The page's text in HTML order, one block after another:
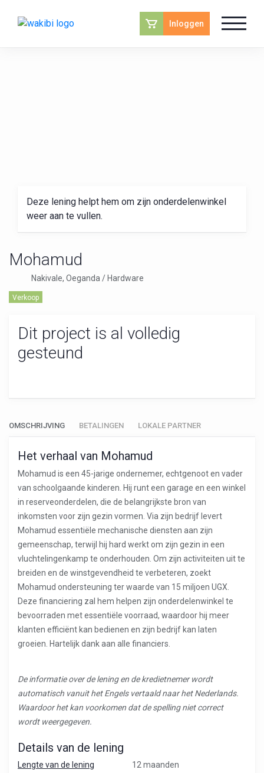
Inloggen
Deze lening helpt hem om zijn onderdelenwinkel
weer aan te vullen.
Mohamud
Nakivale, Oeganda / Hardware
Verkoop
Dit project is al volledig
gesteund
OMSCHRIJVING BETALINGEN LOKALE PARTNER
Het verhaal van Mohamud
Mohamud is een 45-jarige ondernemer, echtgenoot en vader
van schoolgaande kinderen. Hij runt een garage en een winkel
in reserveonderdelen, die de belangrijkste bron van
inkomsten voor zijn gezin vormen. Via zijn bedrijf levert
Mohamud essentiële mechanische diensten aan zijn
gemeenschap, terwijl hij hard werkt om zijn gezin in een
vluchtelingenkamp te onderhouden. Om zijn activiteiten uit te
breiden en de winstgevendheid te verbeteren, zoekt
Mohamud ondersteuning ter waarde van 15 miljoen UGX.
Deze financiering zal hem helpen zijn onderdelenwinkel te
bevoorraden met essentiële voorraad, waardoor hij meer
klanten efficiënt kan bedienen en zijn bedrijf kan laten
groeien. Hartelijk dank aan alle financiers.
De informatie over de lening en de kredietnemer wordt
automatisch vanuit het Engels vertaald naar het Nederlands.
Waardoor het kan voorkomen dat de spelling niet correct
wordt weergegeven.
Details van de lening
Lengte van de lening
12 maanden